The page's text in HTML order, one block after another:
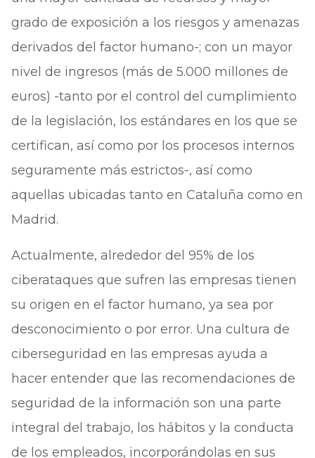
grado de exposición a los riesgos y amenazas
derivados del factor humano-; con un mayor
nivel de ingresos (más de 5.000 millones de
euros) -tanto por el control del cumplimiento
de la legislación, los estándares en los que se
certifican, así como por los procesos internos
seguramente más estrictos-, así como
aquellas ubicadas tanto en Cataluña como en
Madrid.
Actualmente, alrededor del 95% de los
ciberataques que sufren las empresas tienen
su origen en el factor humano, ya sea por
desconocimiento o por error. Una cultura de
ciberseguridad en las empresas ayuda a
hacer entender que las recomendaciones de
seguridad de la información son una parte
integral del trabajo, los hábitos y la conducta
de los empleados, incorporándolas en sus